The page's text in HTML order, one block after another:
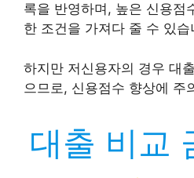
록을 반영하며, 높은 신용점
한 조건을 가져다 줄 수 있습
하지만 저신용자의 경우 대
으므로, 신용점수 향상에 주
대출 비교